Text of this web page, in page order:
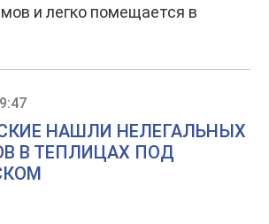
и легко помещается в
НАШЛИ НЕЛЕГАЛЬНЫХ
В ТЕПЛИЦАХ ПОД